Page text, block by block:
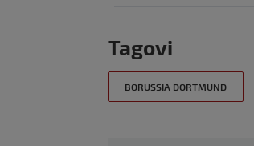
Tagovi
BORUSSIA DORTMUND